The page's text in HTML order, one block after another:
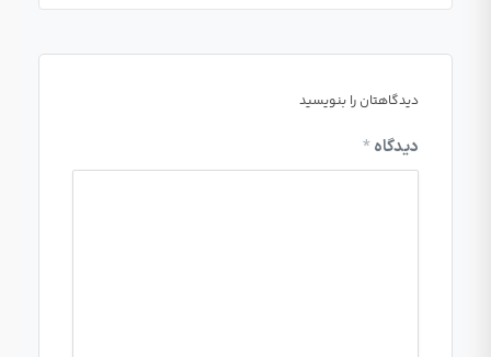
دیدگاهتان را بنویسید
دیدگاه*